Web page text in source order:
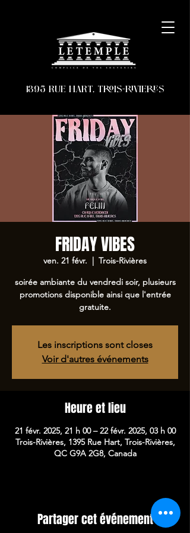
1395 RUE HART, TROIS-RIVIERES
FRIDAY VIBES
ven. 21 févr.
  |
Trois-Rivières
soirée ambiante du vendredi soir, plusieurs
promotions disponible ainsi que l'entrée
gratuite.
Les inscriptions sont closes
Voir d'autres événements
Heure et lieu
21 févr. 2025, 21 h 00 – 22 févr. 2025, 03 h 00
Trois-Rivières, 1395 Rue Hart, Trois-Rivières,
QC G9A 2G8, Canada
Partager cet événement